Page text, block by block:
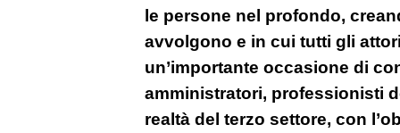
le persone nel profondo,
avvolgono e in cui tutti gli
un’importante occasione di
amministratori, professionisti
realtà del terzo settore, con